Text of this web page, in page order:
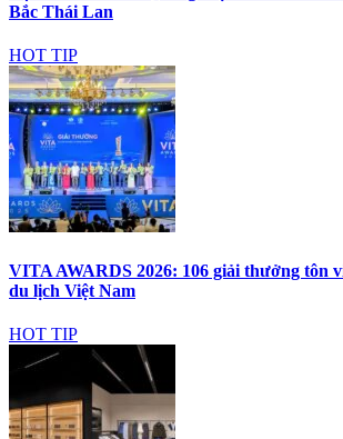
Bắc Thái Lan
HOT TIP
VITA AWARDS 2026: 106 giải thưởng tôn
du lịch Việt Nam
HOT TIP